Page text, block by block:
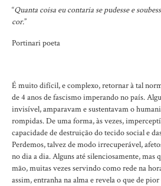
“Quanta coisa eu contaria se pudesse e
cor.”
Portinari poeta
É muito difícil, e complexo, retornar à tal
de 4 anos de fascismo imperando no país.
invisível, amparavam e sustentavam o
rompidas. De uma forma, às vezes,
capacidade de destruição do tecido social e
Perdemos, talvez de modo irrecuperável,
no dia a dia. Alguns até silenciosamente, mas
mão, muitas vezes servindo como rede na
assim, entranha na alma e revela o que de